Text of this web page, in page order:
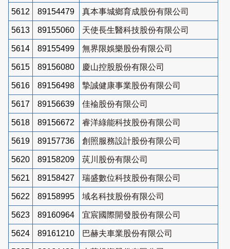
5612 89154479 真本事城鄉育成股份有限公司
5613 89155060 天使長生醫科技股份有限公司
5614 89155499 無界限娛樂股份有限公司
5615 89156080 慶山控股股份有限公司
5616 89156498 摯誠健康事業股份有限公司
5617 89156639 佳褕股份有限公司
5618 89156672 睿洋綠能科技股份有限公司
5619 89157736 創照服務設計股份有限公司
5620 89158209 茿川股份有限公司
5621 89158427 瑞盛數位科技股份有限公司
5622 89158995 域名科技股份有限公司
5623 89160964 宜宸國際開發股份有限公司
5624 89161210 巴赫夫車業股份有限公司